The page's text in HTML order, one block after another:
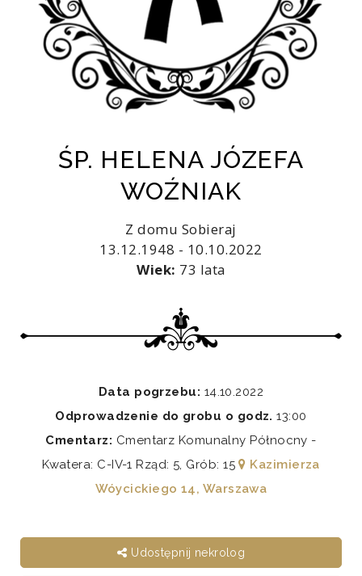
ŚP. HELENA JÓZEFA
WOŹNIAK
Z domu Sobieraj
13.12.1948 - 10.10.2022
Wiek: 73 lata
Data pogrzebu: 14.10.2022
Odprowadzenie do grobu o godz. 13:00
Cmentarz: Cmentarz Komunalny Północny -
Kwatera: C-IV-1 Rząd: 5, Grób: 15
Kazimierza
Wóycickiego 14, Warszawa
Udostępnij nekrolog